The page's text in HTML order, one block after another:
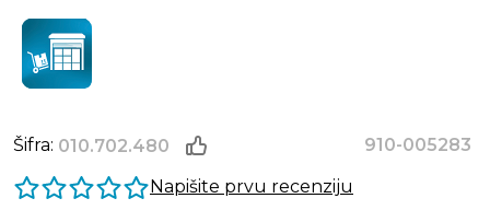
Šifra: 010.702.480
910-005283
Napišite prvu recenziju